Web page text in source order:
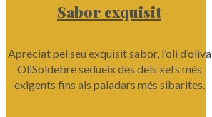
Sabor exquisit
Apreciat pel seu exquisit sabor, l’oli d’oliva
OliSoldebre sedueix des dels xefs més
exigents fins als paladars més sibarites.